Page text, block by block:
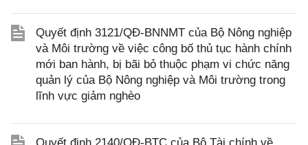
Quyết định 3121/QĐ-BNNMT của Bộ Nông nghiệp
và Môi trường về việc công bố thủ tục hành chính
mới ban hành, bị bãi bỏ thuộc phạm vi chức năng
quản lý của Bộ Nông nghiệp và Môi trường trong
lĩnh vực giảm nghèo